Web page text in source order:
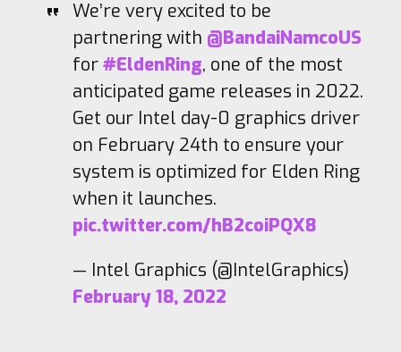
We’re very excited to be
partnering with @BandaiNamcoUS
for#EldenRing, one of the most
anticipated game releases in 2022.
Get our Intel day-0 graphics driver
on February 24th to ensure your
system is optimized for Elden Ring
when it launches.
pic.twitter.com/hB2coiPQX8
— Intel Graphics (@IntelGraphics)
February 18, 2022